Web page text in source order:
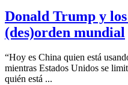
Donald Trump y
(des)orden mundial
“Hoy es China quien está
mientras Estados Unidos se
quién está ...